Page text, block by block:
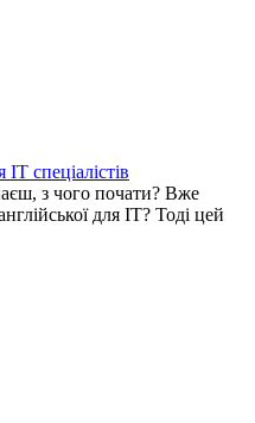
спеціалістів
з чого почати? Вже
для IT? Тоді цей